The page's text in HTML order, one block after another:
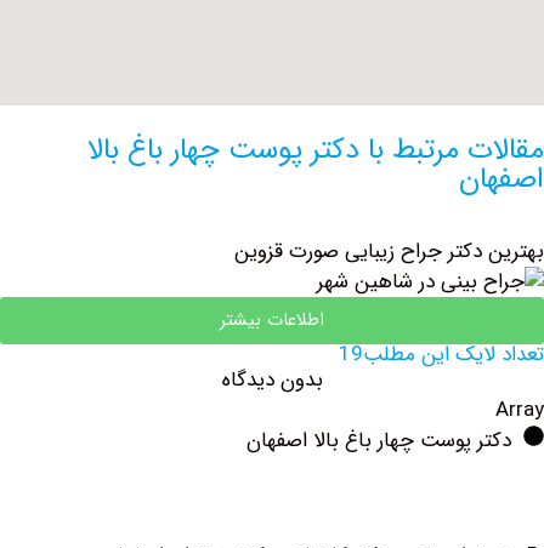
مرتبط با دکتر پوست چهار باغ بالا
جراح زیبایی صورت قزوین
اطلاعات بیشتر
این مطلب19
بدون دیدگاه
پوست چهار باغ بالا اصفهان